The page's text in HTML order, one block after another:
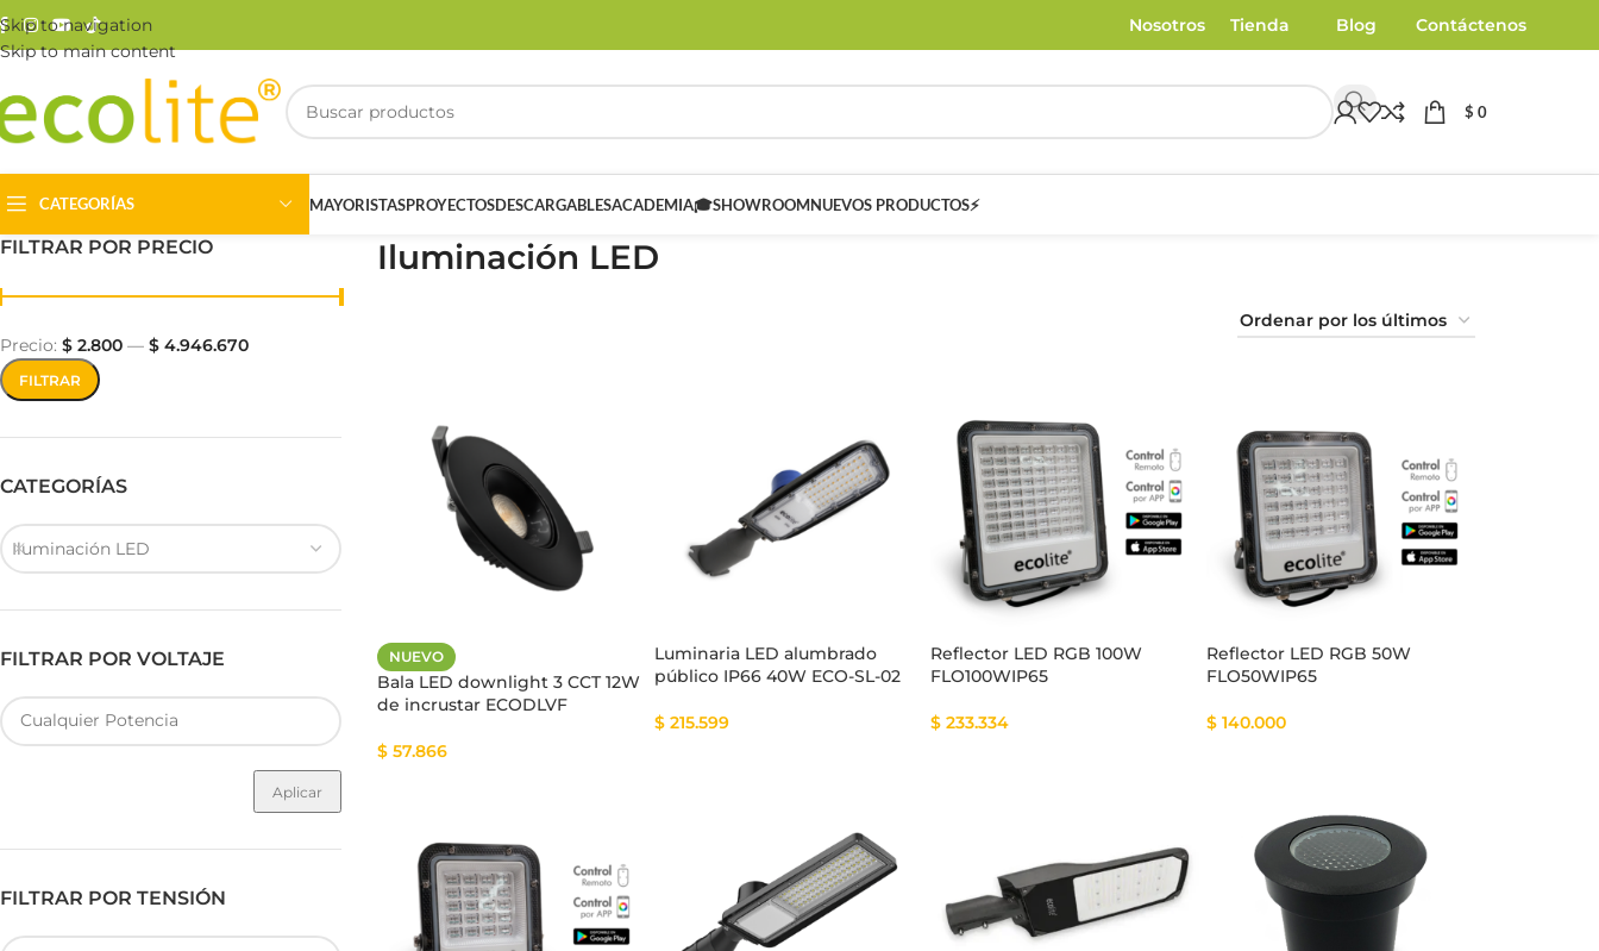
Skip to navigation
Skip to main content
Nosotros Tienda Blog Contáctenos
$ 0
CATEGORÍAS
Track Light SMART Controladores Inteligentes SMART
Luminarias Sistema Smart Cinta Multicolor
MAYORISTASPROYECTOSDESCARGABLESACADEMIA🎓SHOWROOMNUEVOS PRODUCTOS⚡
FILTRAR POR PRECIO
FILTRAR
Precio: $ 2.800 — $ 4.946.670
CATEGORÍAS
Iluminación LED
FILTRAR POR VOLTAJE
Aplicar
FILTRAR POR TENSIÓN
Iluminación LED
NUEVO
Bala LED downlight 3 CCT 12W
de incrustar ECODLVF
$ 57.866
Luminaria LED alumbrado
público IP66 40W ECO-SL-02
$215.599
Reflector LED RGB 100W
FLO100WIP65
$233.334
Reflector LED RGB 50W
FLO50WIP65
$140.000